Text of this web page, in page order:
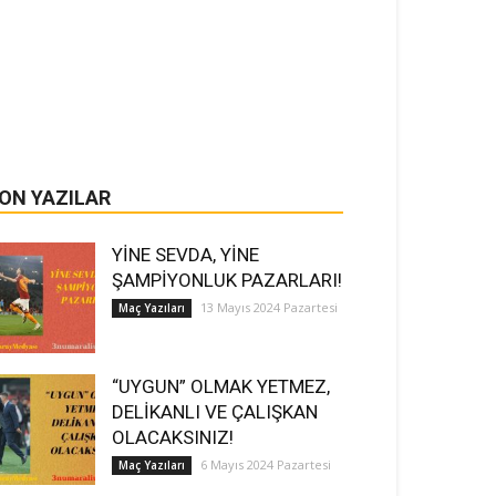
YAZILAR
YİNE SEVDA, YİNE
ŞAMPİYONLUK PAZARLARI!
Maç Yazıları 13 Mayıs 2024 Pazartesi
“UYGUN” OLMAK YETMEZ,
DELİKANLI VE ÇALIŞKAN
OLACAKSINIZ!
Maç Yazıları 6 Mayıs 2024 Pazartesi